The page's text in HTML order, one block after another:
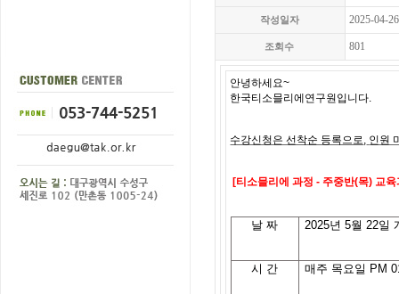
작성일자 2025-04-26
조회수 801
안녕하세요~
한국티소믈리에연구원입니다.
수강신청은 선착순 등록으로, 인원
[티소믈리에 과정 - 주중반(목) 교
날 짜 2025년 5월 22일
시 간 매주 목요일 PM